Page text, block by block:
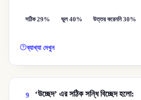
সঠিক 29% ভুল 40% উত্তর করেননি 30%
ব্যাখ্যা দেখুন
9 ‘উচ্ছেদ’ এর সঠিক সন্ধি বিচ্ছেদ হলো: